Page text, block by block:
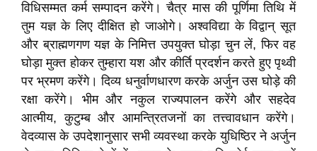
विधिसम्मत कर्म सम्पादन करेंगे। चैत्र मास की पूर्णिमा तिथि में
तुम यज्ञ के लिए दीक्षित हो जाओगे। अश्वविद्या के विद्वान् सूत
और ब्राह्मणगण यज्ञ के निमित्त उपयुक्त घोड़ा चुन लें, फिर वह
घोड़ा मुक्त होकर तुम्हारा यश और कीर्ति प्रदर्शन करते हुए पृथ्वी
पर भ्रमण करेंगे। दिव्य धनुर्वाणधारण करके अर्जुन उस घोड़े की
रक्षा करेंगे। भीम और नकुल राज्यपालन करेंगे और सहदेव
आत्मीय, कुटुम्ब और आमन्त्रितजनों का तत्त्वावधान करेंगे।
वेदव्यास के उपदेशानुसार सभी व्यवस्था करके युधिष्ठिर ने अर्जुन